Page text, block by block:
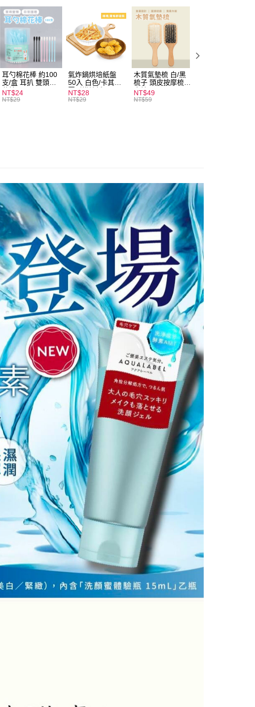
運送方式
全家取貨付款
每筆NT$60，滿NT$599(含以上)免運費
付款後全家取貨
每筆NT$60，滿NT$599(含以上)免運費
每筆NT$120，滿NT$1,999(含以上)免運費
耳勺棉花棒 約100
支/盒 耳扒 雙頭棉
花棒
NT$24
NT$29
氣炸鍋烘培紙盤
50入 白色/卡其色
圓形烘焙紙
NT$28
NT$29
木質氣墊梳 白/黑
梳子 頭皮按摩梳
木梳
NT$49
NT$59